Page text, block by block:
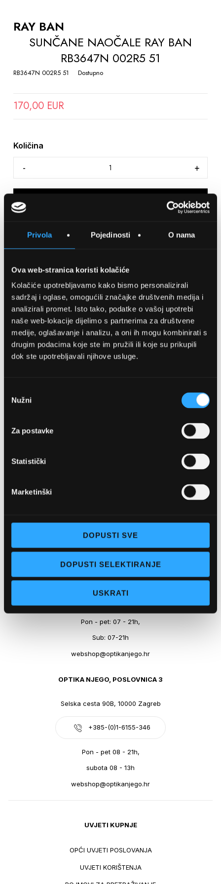
Privola Pojedinosti O nama
Ova web-stranica koristi kolačiće
Kolačiće upotrebljavamo kako bismo personalizirali
sadržaj i oglase, omogućili značajke društvenih medija i
analizirali promet. Isto tako, podatke o vašoj upotrebi
naše web-lokacije dijelimo s partnerima za društvene
medije, oglašavanje i analizu, a oni ih mogu kombinirati s
drugim podacima koje ste im pružili ili koje su prikupili
dok ste upotrebljavali njihove usluge.
pristanka
Nužni
Za postavke
Statistički
Marketinški
DOPUSTI SVE
DOPUSTI SELEKTIRANJE
USKRATI
THE
BEGINNING
GALLERY
RAY BAN
SUNČANE NAOČALE RAY BAN
RB3647N 002R5 51
RB3647N 002R5 51 Dostupno
170,00 EUR
Količina
SPREMITE NA LISTU ŽELJA
Detalji
Podijeli s prijateljima
webshop@optikanjego.hr
OPTIKA NJEGO, POSLOVNICA 2
+385-(0)21-612-709
Pon - pet: 07 - 21h,
Sub: 07-21h
webshop@optikanjego.hr
OPTIKA NJEGO, POSLOVNICA 3
Selska cesta 90B, 10000 Zagreb
+385-(0)1-6155-346
Pon - pet 08 - 21h,
subota 08 - 13h
webshop@optikanjego.hr
UVJETI KUPNJE
OPĆI UVJETI POSLOVANJA
UVJETI KORIŠTENJA